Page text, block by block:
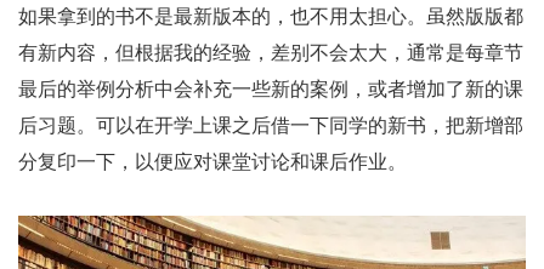
如果拿到的书不是最新版本的，也不用太担心。虽然版版都
有新内容，但根据我的经验，差别不会太大，通常是每章节
最后的举例分析中会补充一些新的案例，或者增加了新的课
后习题。可以在开学上课之后借一下同学的新书，把新增部
分复印一下，以便应对课堂讨论和课后作业。